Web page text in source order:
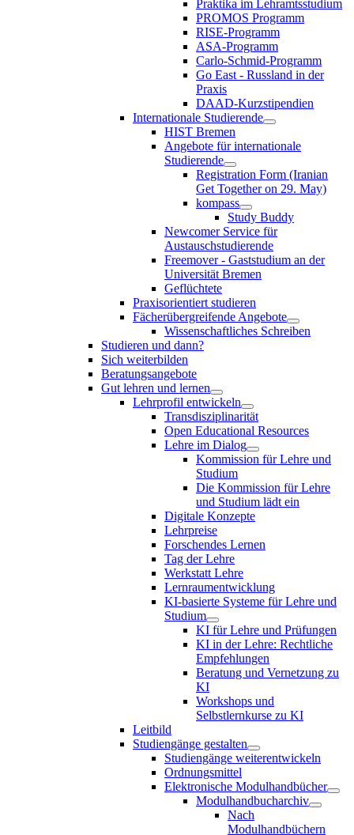
Praktika im Lehramtsstudium
PROMOS Programm
RISE-Programm
ASA-Programm
Carlo-Schmid-Programm
Go East - Russland in der
Praxis
DAAD-Kurzstipendien
Internationale Studierende
HIST Bremen
Angebote für internationale
Studierende
Registration Form (Iranian
Get Together on 29. May)
kompass
Study Buddy
Newcomer Service für
Austauschstudierende
Freemover - Gaststudium an der
Universität Bremen
Geflüchtete
Praxisorientiert studieren
Fächerübergreifende Angebote
Wissenschaftliches Schreiben
Studieren und dann?
Sich weiterbilden
Beratungsangebote
Gut lehren und lernen
Lehrprofil entwickeln
Transdisziplinarität
Open Educational Resources
Lehre im Dialog
Kommission für Lehre und
Studium
Die Kommission für Lehre
und Studium lädt ein
Digitale Konzepte
Lehrpreise
Forschendes Lernen
Tag der Lehre
Werkstatt Lehre
Lernraumentwicklung
KI-basierte Systeme für Lehre und
Studium
KI für Lehre und Prüfungen
KI in der Lehre: Rechtliche
Empfehlungen
Beratung und Vernetzung zu
KI
Workshops und
Selbstlernkurse zu KI
Leitbild
Studiengänge gestalten
Studiengänge weiterentwickeln
Ordnungsmittel
Elektronische Modulhandbücher
Modulhandbucharchiv
Nach
Modulhandbüchern